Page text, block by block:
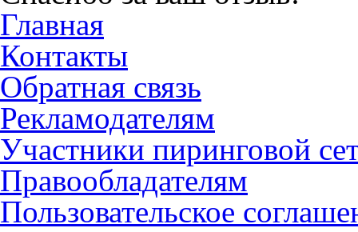
Главная
Контакты
Обратная связь
Рекламодателям
Участники пиринговой
Правообладателям
Пользовательское